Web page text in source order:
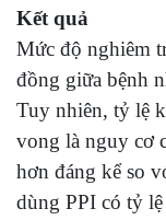
Kết quả
Mức độ nghiêm
đồng giữa bệnh
Tuy nhiên, tỷ lệ
vong là nguy cơ
hơn đáng kể so
dùng PPI có tỷ